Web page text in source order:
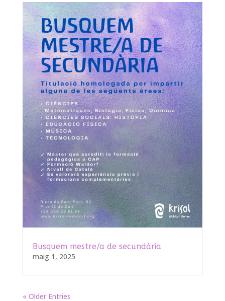
Busquem mestre/a de secundària
maig 1, 2025
« Older Entries